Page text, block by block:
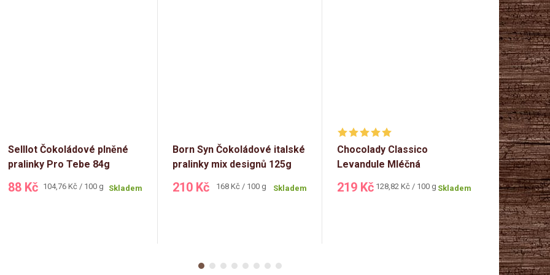
Selllot Čokoládové plněné
pralinky Pro Tebe 84g
88 Kč Měrná
104,76 Kč / 100 g Skladem
Born Syn Čokoládové italské
pralinky mix designů 125g
210 Kč
Měrná
168 Kč / 100 g Skladem
Chocolady Classico
Levandule Mléčná
219 Kč Měrná
128,82 Kč / 100 g Skladem
Born Syn
čokolády
motivem
204 Kč